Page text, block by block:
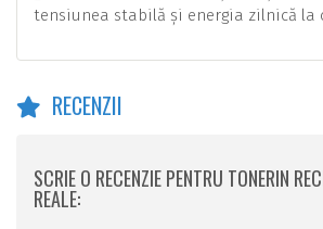
tensiunea stabilă și energia zilnică la
RECENZII
SCRIE O RECENZIE PENTRU TONERIN
REALE: